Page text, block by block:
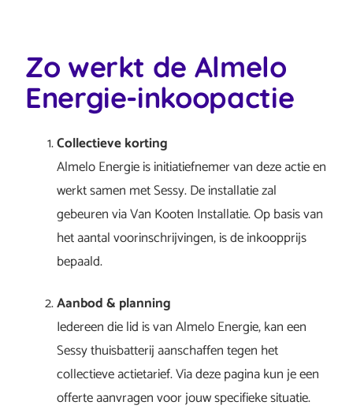
Zo werkt de Almelo
Energie-inkoopactie
Collectieve korting
Almelo Energie is initiatiefnemer van deze actie en
werkt samen met Sessy. De installatie zal
gebeuren via Van Kooten Installatie. Op basis van
het aantal voorinschrijvingen, is de inkoopprijs
bepaald.
Aanbod & planning
Iedereen die lid is van Almelo Energie, kan een
Sessy thuisbatterij aanschaffen tegen het
collectieve actietarief. Via deze pagina kun je een
offerte aanvragen voor jouw specifieke situatie.